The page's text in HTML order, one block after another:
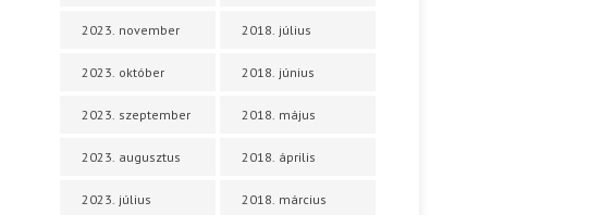
2023. november
2023. október
2023. szeptember
2023. augusztus
2023. július
2018. július
2018. június
2018. május
2018. április
2018. március